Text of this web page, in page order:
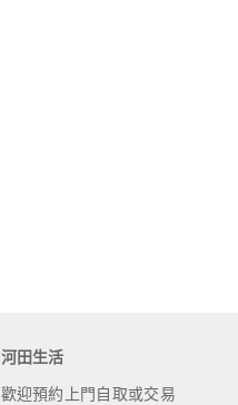
河田生活
歡迎預約上門自取或交易